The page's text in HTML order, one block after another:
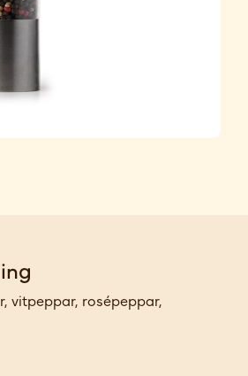
vitpeppar, rosépeppar,